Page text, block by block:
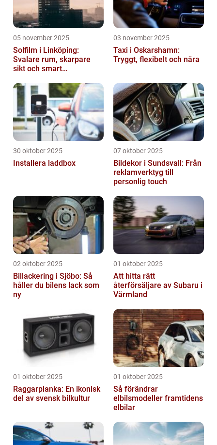
05 november 2025
Solfilm i Linköping:
Svalare rum, skarpare
sikt och smart
03 november 2025
Taxi i Oskarshamn:
Tryggt, flexibelt och nära
30 oktober 2025
Installera laddbox
07 oktober 2025
Bildekor i Sundsvall: Från
reklamverktyg till
personlig touch
02 oktober 2025
Billackering i Sjöbo: Så
håller du bilens lack som
ny
01 oktober 2025
Att hitta rätt
återförsäljare av Subaru i
Värmland
01 oktober 2025
Raggarplanka: En ikonisk
del av svensk bilkultur
01 oktober 2025
Så förändrar
elbilsmodeller framtidens
elbilar